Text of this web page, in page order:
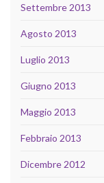
Settembre 2013
Agosto 2013
Luglio 2013
Giugno 2013
Maggio 2013
Febbraio 2013
Dicembre 2012